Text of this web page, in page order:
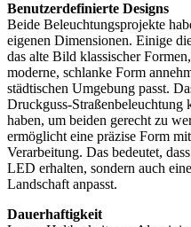
Benutzerdefinierte Designs
Beide Beleuchtungsprojekte
eigenen Dimensionen. Einige
das alte Bild klassischer
moderne, schlanke Form
städtischen Umgebung passt.
Druckguss-Straßenbeleuchtung
haben, um beiden gerecht zu
ermöglicht eine präzise Form
Verarbeitung. Das bedeutet,
LED erhalten, sondern auch
Landschaft anpasst.
Dauerhaftigkeit